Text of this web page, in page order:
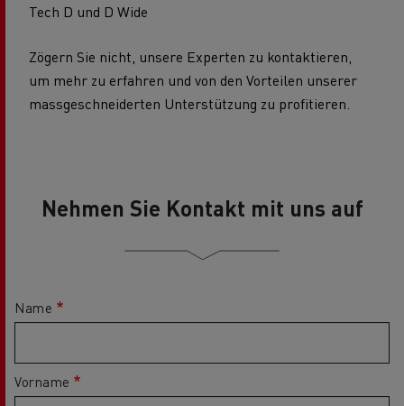
Tech D und D Wide
Zögern Sie nicht, unsere Experten zu kontaktieren,
um mehr zu erfahren und von den Vorteilen unserer
massgeschneiderten Unterstützung zu profitieren.
Nehmen Sie Kontakt mit uns auf
Name
Vorname